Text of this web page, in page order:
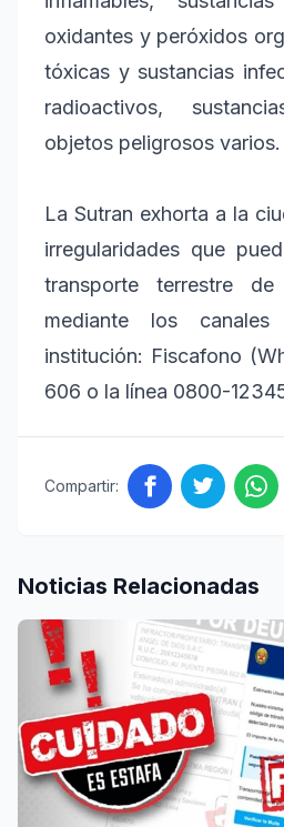
oxidantes y peróxidos
tóxicas y sustancias
radioactivos,
objetos peligrosos varios.
La Sutran exhorta a la
irregularidades que
transporte terrestre
mediante los
institución: Fiscafono
606 o la línea 0800-
Compartir:
Noticias Relacionadas